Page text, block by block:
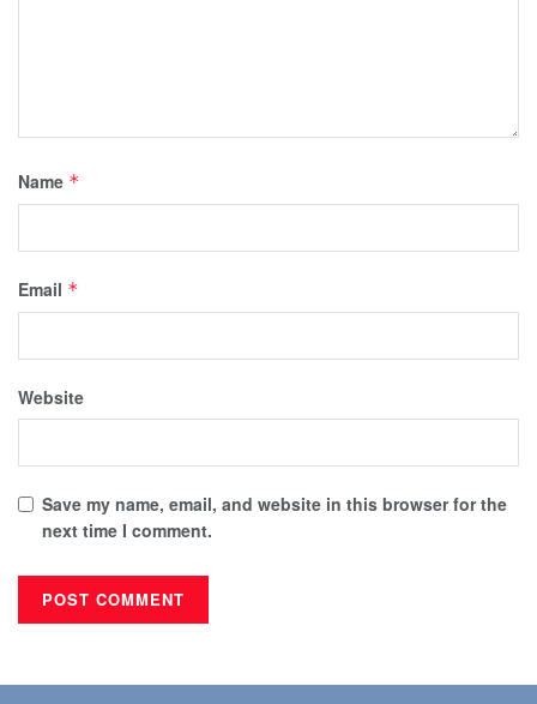
Name *
Email *
Website
Save my name, email, and website in this browser for the
next time I comment.